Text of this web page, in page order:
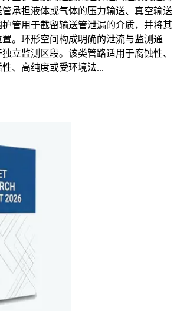
承担液体或气体的压力输送、真空输送
管用于截留输送管泄漏的介质，并将其
。环形空间构成明确的泄流与监测通
立监测区段。该类管路适用于腐蚀性、
、高纯度或受环境法...